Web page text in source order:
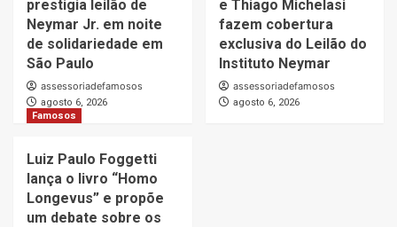
prestigia leilão de
Neymar Jr. em noite
de solidariedade em
São Paulo
assessoriadefamosos
agosto 6, 2026
e Thiago Michelasi
fazem cobertura
exclusiva do Leilão do
Instituto Neymar
assessoriadefamosos
agosto 6, 2026
Famosos
Luiz Paulo Foggetti
lança o livro “Homo
Longevus” e propõe
um debate sobre os